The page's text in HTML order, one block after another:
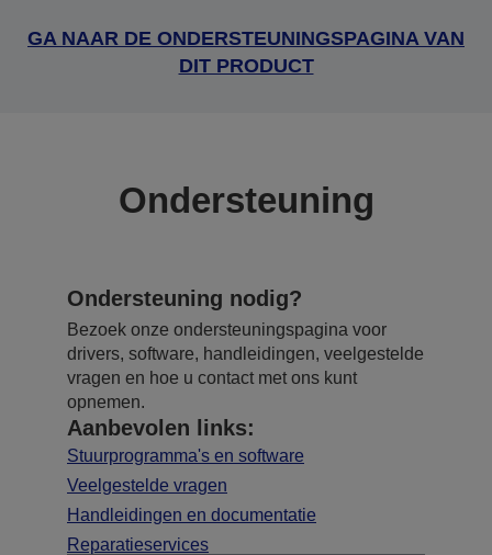
GA NAAR DE ONDERSTEUNINGSPAGINA VAN
DIT PRODUCT
Ondersteuning
Ondersteuning nodig?
Bezoek onze ondersteuningspagina voor
drivers, software, handleidingen, veelgestelde
vragen en hoe u contact met ons kunt
opnemen.
Aanbevolen links:
Stuurprogramma's en software
Veelgestelde vragen
Handleidingen en documentatie
Reparatieservices